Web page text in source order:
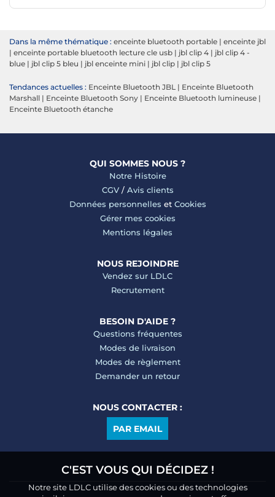
Dans la même thématique : enceinte bluetooth portable | enceinte jbl
| enceinte portable bluetooth lecture cle usb | jbl clip 4 | jbl clip 4 -
blue | jbl clip 5 bleu | jbl enceinte mini | jbl clip | jbl clip 5
Tendances actuelles : Enceinte Bluetooth JBL | Enceinte Bluetooth
Marshall | Enceinte Bluetooth Sony | Enceinte Bluetooth lumineuse |
Enceinte Bluetooth étanche
QUI SOMMES NOUS ?
Notre Histoire
CGV/ Avis clients
Données personnelles et Cookies
Gérer mes cookies
Mentions légales
NOUS REJOINDRE
Vendez sur LDLC
Recrutement
BESOIN D'AIDE ?
Questions fréquentes
Modes de livraison
Modes de règlement
Demander un retour
NOUS CONTACTER :
PAR EMAIL
C'EST VOUS QUI DÉCIDEZ !
Notre site LDLC utilise des cookies ou des technologies